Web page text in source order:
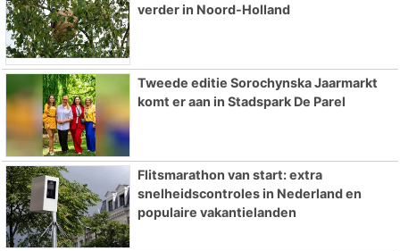
verder in Noord-Holland
Tweede editie Sorochynska Jaarmarkt
komt er aan in Stadspark De Parel
Flitsmarathon van start: extra
snelheidscontroles in Nederland en
populaire vakantielanden